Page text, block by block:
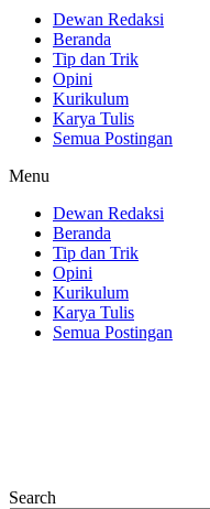
Dewan Redaksi
Beranda
Tip dan Trik
Opini
Kurikulum
Karya Tulis
Semua Postingan
Menu
Dewan Redaksi
Beranda
Tip dan Trik
Opini
Kurikulum
Karya Tulis
Semua Postingan
Search